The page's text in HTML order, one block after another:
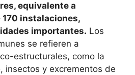
equivalente a
instalaciones,
importantes. Los
se refieren a
estructurales, como la
insectos y excrementos de